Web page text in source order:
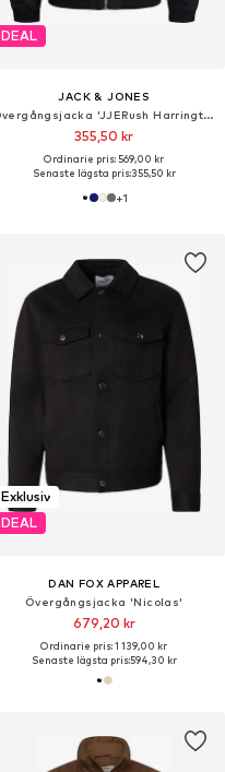
DEAL
JACK & JONES
Övergångsjacka 'JJERush Harrington'
355,50 kr
Ordinarie pris: 569,00 kr
Senaste lägsta pris:355,50 kr
+1
Exklusiv
DEAL
DAN FOX APPAREL
Övergångsjacka 'Nicolas'
679,20 kr
Ordinarie pris: 1 139,00 kr
Senaste lägsta pris:594,30 kr